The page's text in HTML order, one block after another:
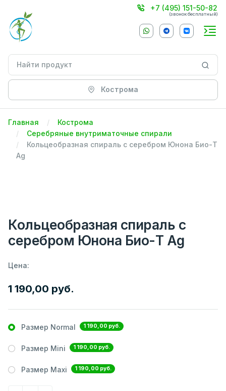
+7 (495) 151-50-82
(звонок бесплатный)
Кострома
Главная
Кострома
Серебряные внутриматочные спирали
Кольцеобразная спираль с серебром Юнона Био-Т
Ag
Кольцеобразная спираль с
серебром Юнона Био-Т Ag
Цена:
1 190,00 руб.
Размер Normal 1 190,00 руб.
Размер Mini 1 190,00 руб.
Размер Maxi 1 190,00 руб.